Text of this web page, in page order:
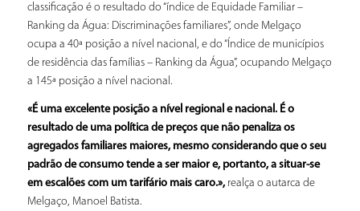
classificação é o resultado do “índice de Equidade Familiar –
Ranking da Água: Discriminações familiares”, onde Melgaço
ocupa a 40ª posição a nível nacional, e do “Índice de municípios
de residência das famílias – Ranking da Água”, ocupando Melgaço
a 145ª posição a nível nacional.
«É uma excelente posição a nível regional e nacional. É o
resultado de uma política de preços que não penaliza os
agregados familiares maiores, mesmo considerando que o seu
padrão de consumo tende a ser maior e, portanto, a situar-se
em escalões com um tarifário mais caro.», realça o autarca de
Melgaço, Manoel Batista.